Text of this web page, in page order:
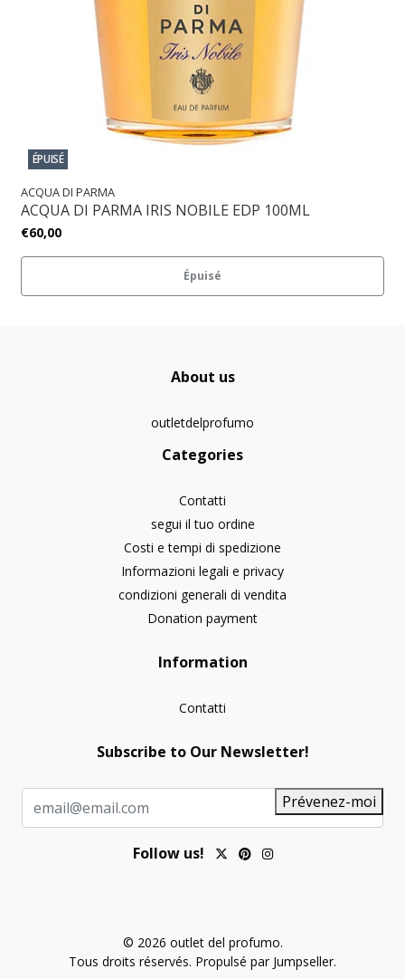
ÉPUISÉ
ACQUA DI PARMA
ACQUA DI PARMA IRIS NOBILE EDP 100ML
€60,00
Épuisé
About us
outletdelprofumo
Categories
Contatti
segui il tuo ordine
Costi e tempi di spedizione
Informazioni legali e privacy
condizioni generali di vendita
Donation payment
Information
Contatti
Subscribe to Our Newsletter!
Prévenez-moi
Follow us!
© 2026 outlet del profumo.
Tous droits réservés. Propulsé par Jumpseller.